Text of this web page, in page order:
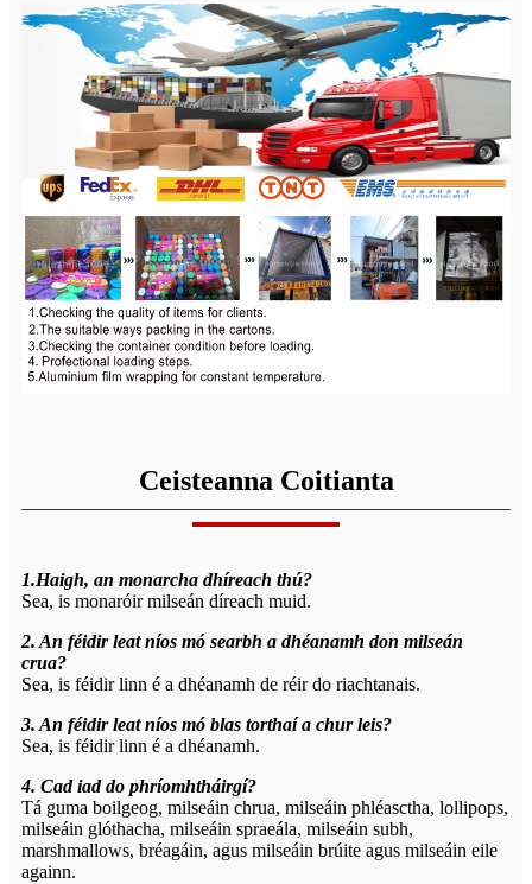
Ceisteanna Coitianta
1.Haigh, an monarcha dhíreach thú?
Sea, is monaróir milseán díreach muid.
2. An féidir leat níos mó searbh a dhéanamh don milseán
crua?
Sea, is féidir linn é a dhéanamh de réir do riachtanais.
3. An féidir leat níos mó blas torthaí a chur leis?
Sea, is féidir linn é a dhéanamh.
4. Cad iad do phríomhtháirgí?
Tá guma boilgeog, milseáin chrua, milseáin phléasctha, lollipops,
milseáin glóthacha, milseáin spraeála, milseáin subh,
marshmallows, bréagáin, agus milseáin brúite agus milseáin eile
againn.